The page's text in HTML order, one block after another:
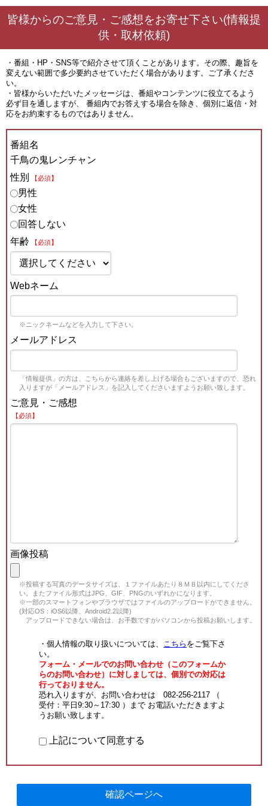
皆様からのご意見・ご感想をお寄せ下さい(情報提
供・取材依頼)
・番組・HP・SNS等で紹介させて頂くことがあります。その際、趣旨を
変えない範囲で多少要約させていただく場合があります。ご了承くださ
い。
・皆様からいただいたメッセージは、番組やコンテンツに役立てるよう
必ず目を通しますが、 番組内でお答えする場合を除き、個別に返信・対
応をお約束するものではありません。
番組名
千鳥の鬼レンチャン
性別
【必須】
男性
女性
回答しない
年齢
【必須】
Webネーム
※ニックネームなどを入力して下さい。
メールアドレス
「情報提供」の方は、こちらから連絡を差し上げる場合もございますので、恐れ
入りますが「メールアドレス」を記入してくださいますようお願い致します。
ご意見・ご感想
【必須】
画像投稿
※投稿する写真のデータサイズは、１ファイルあたり８ＭＢ以内にしてくださ
い。またファイル形式はJPG、GIF、PNGのいずれかになります。
※一部のスマートフォンやブラウザではファイルのアップロードができません。
(対応OS：iOS6以降、Android2.2以降)
アップロードできない場合は、お手数ですがパソコンから投稿お願いします。
・個人情報の取り扱いについては、 こちら をご覧下さ
い。
フォーム・メールでのお問い合わせ（このフォームか
らのお問い合わせ）に対しましては、個別での対応は
行っておりません。
恐れ入りますが、お問い合わせは 082-256-2117 （
受付：平日9:30～17:30 ）まで お電話いただきますよ
うお願い致します。
上記について同意する
確認ページへ